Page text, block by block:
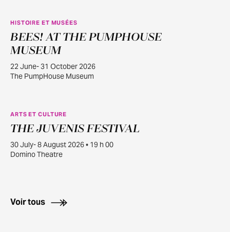
JUIN
22
HISTOIRE ET MUSÉES
BEES! AT THE PUMPHOUSE
MUSEUM
22 June- 31 October 2026
The PumpHouse Museum
JUILL.
30
ARTS ET CULTURE
THE JUVENIS FESTIVAL
30 July- 8 August 2026 • 19 h 00
Domino Theatre
Voir tous